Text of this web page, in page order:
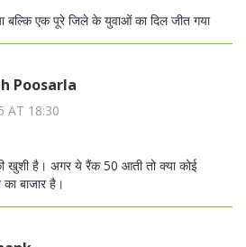
एक पूरे जिले के युवाओं का दिल जीत गया
Poosarla
AT 18:30
खुशी है। अगर ये रैंक 50 आती तो क्या कोई
का बाजार है।